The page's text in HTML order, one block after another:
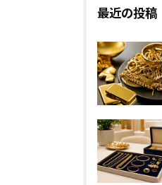
最近の投稿